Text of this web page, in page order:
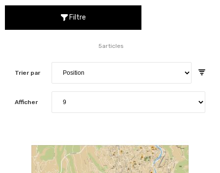
Filtre
Trier par
5articles
Afficher